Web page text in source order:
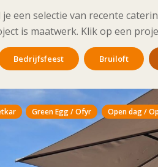
je een selectie van recente
is maatwerk. Klik op een
Bedrijfsfeest Bruiloft
Green Egg / Ofyr Open dag /